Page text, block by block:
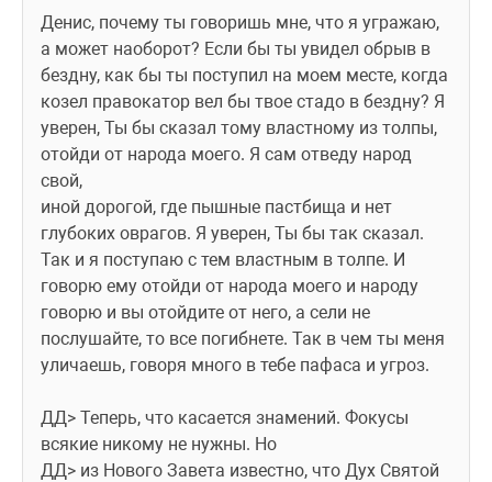
Денис, почему ты говоришь мне, что я угражаю,
а может наоборот? Если бы ты увидел обрыв в
бездну, как бы ты поступил на моем месте, когда
козел правокатор вел бы твое стадо в бездну? Я
уверен, Ты бы сказал тому властному из толпы,
отойди от народа моего. Я сам отведу народ
свой,
иной дорогой, где пышные пастбища и нет
глубоких оврагов. Я уверен, Ты бы так сказал.
Так и я поступаю с тем властным в толпе. И
говорю ему отойди от народа моего и народу
говорю и вы отойдите от него, а сели не
послушайте, то все погибнете. Так в чем ты меня
уличаешь, говоря много в тебе пафаса и угроз.
ДД> Теперь, что касается знамений. Фокусы
всякие никому не нужны. Но
ДД> из Нового Завета известно, что Дух Святой